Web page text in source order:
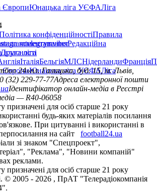
ЄвропиЮнацька ліга УЄФАЛіга
конфіденційностіПравила
коментуванняРедакційна
telegramviber
Друга ліга
ІталіяБельгіяМЛСНідерландиФранція
ЄвропиЮнацька ліга УЄФАЛіга
24»пл. Галицька, буд. 15, м. Львів,
(32) 229-77-77Адреса електронної пошти
Ідентифікатор онлайн-медіа в Реєстрі
— R40-06058
призначені для осіб старше 21 року
будь-яких матеріалів посилання
При цитуванні і використанні в
на сайт
football24.ua
зі знаком "Спецпроект",
"Реклама", "Новини компаній"
реклами.
призначені для осіб старше 21 року
© 2005 - 2026 , ПрАТ "Телерадіокомпанія